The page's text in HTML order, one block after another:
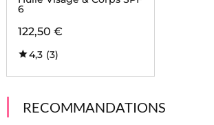
6
122,50 €
4,3 (3)
RECOMMANDATIONS